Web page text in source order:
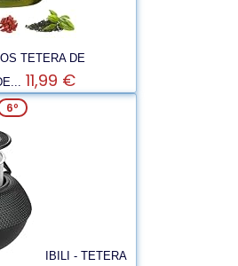
TETERA DE
11,99 €
6º
IBILI - TETERA